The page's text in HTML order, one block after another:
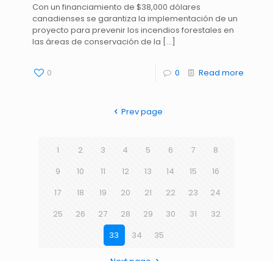
Con un financiamiento de $38,000 dólares
canadienses se garantiza la implementación de un
proyecto para prevenir los incendios forestales en
las áreas de conservación de la […]
0 0 Read more
Prev page
1 2 3 4 5 6 7
8
9
10 11 12 13 14 15
16
17
18 19 20 21 22 23
24
25
26 27 28 29 30 31
32
33
34 35